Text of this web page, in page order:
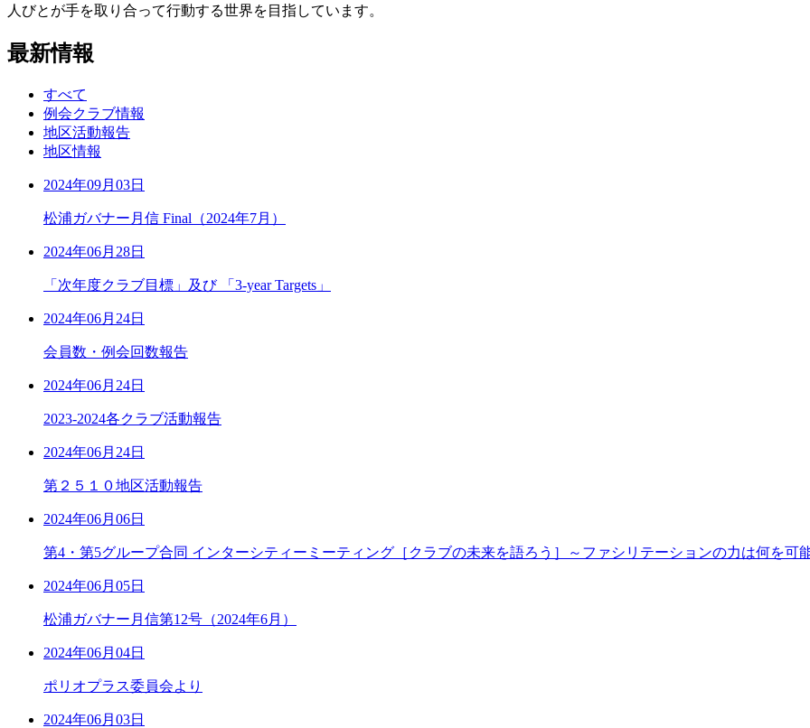
人びとが手を取り合って行動する世界を目指しています。
最新情報
すべて
例会クラブ情報
地区活動報告
地区情報
2024年09月03日
松浦ガバナー月信 Final（2024年7月）
2024年06月28日
「次年度クラブ目標」及び 「3-year Targets」
2024年06月24日
会員数・例会回数報告
2024年06月24日
2023-2024各クラブ活動報告
2024年06月24日
第２５１０地区活動報告
2024年06月06日
第4・第5グループ合同 インターシティーミーティング［クラブの未来を語ろう］～ファシリテーションの力は何を可
2024年06月05日
松浦ガバナー月信第12号（2024年6月）
2024年06月04日
ポリオプラス委員会より
2024年06月03日